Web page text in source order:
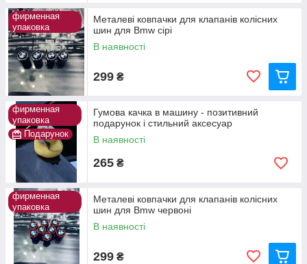
фирменная
упаковка
Металеві ковпачки для клапанів колісних
шин для Bmw сірі
В наявності
299 ₴
фирменная
упаковка
Подарунок
Гумова качка в машину - позитивний
подарунок і стильний аксесуар
В наявності
265 ₴
фирменная
упаковка
Металеві ковпачки для клапанів колісних
шин для Bmw червоні
В наявності
299 ₴